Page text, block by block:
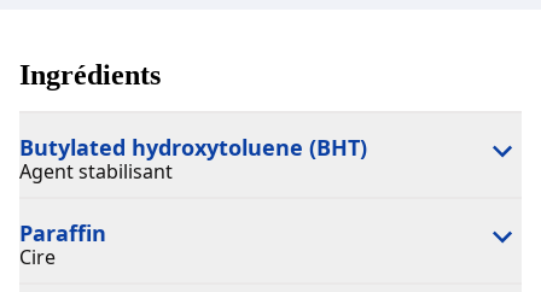
Ingrédients
Butylated hydroxytoluene (BHT)
Agent stabilisant
Paraffin
Cire